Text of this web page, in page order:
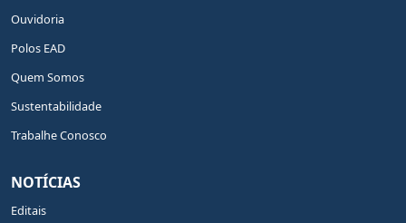
Ouvidoria
Polos EAD
Quem Somos
Sustentabilidade
Trabalhe Conosco
NOTÍCIAS
Editais